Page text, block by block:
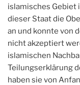
islamisches Gebiet
dieser Staat die
an und konnte von
nicht akzeptiert
islamischen
Teilungserklärung
haben sie von